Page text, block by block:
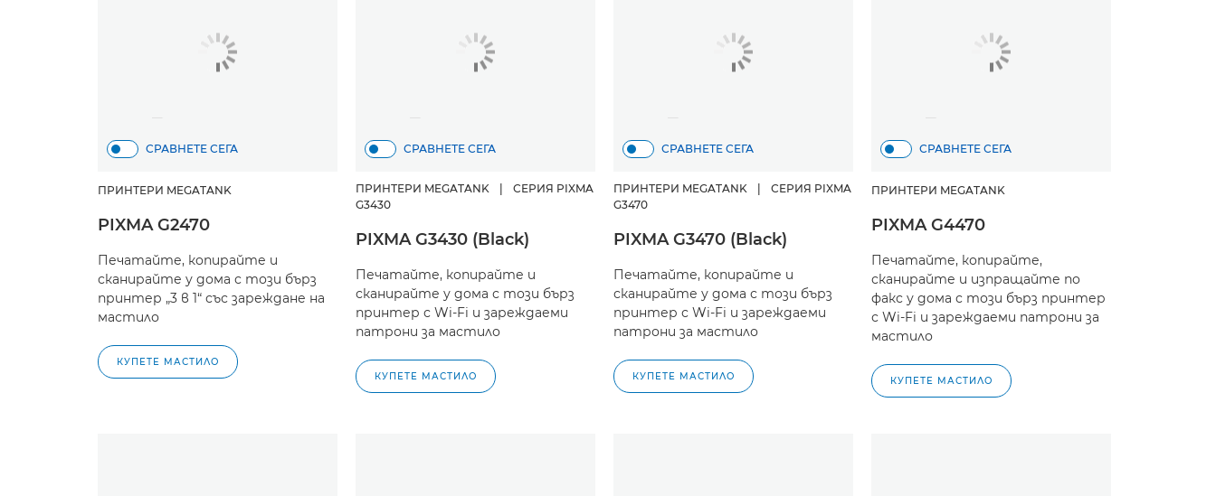
СРАВНЕТЕ СЕГА
ПРИНТЕРИ MEGATANK
PIXMA G2470
Печатайте, копирайте и
сканирайте у дома с този бърз
принтер „3 в 1“ със зареждане на
мастило
КУПЕТЕ МАСТИЛО
СРАВНЕТЕ СЕГА
ПРИНТЕРИ MEGATANK
СЕРИЯ PIXMA
G3430
PIXMA G3430 (Black)
Печатайте, копирайте и
сканирайте у дома с този бърз
принтер с Wi-Fi и зареждаеми
патрони за мастило
КУПЕТЕ МАСТИЛО
СРАВНЕТЕ СЕГА
ПРИНТЕРИ MEGATANK
СЕРИЯ PIXMA
G3470
PIXMA G3470 (Black)
Печатайте, копирайте и
сканирайте у дома с този бърз
принтер с Wi-Fi и зареждаеми
патрони за мастило
КУПЕТЕ МАСТИЛО
СРАВНЕТЕ СЕГА
ПРИНТЕРИ MEGATANK
PIXMA G4470
Печатайте, копирайте,
сканирайте и изпращайте по
факс у дома с този бърз принтер
с Wi-Fi и зареждаеми патрони за
мастило
КУПЕТЕ МАСТИЛО